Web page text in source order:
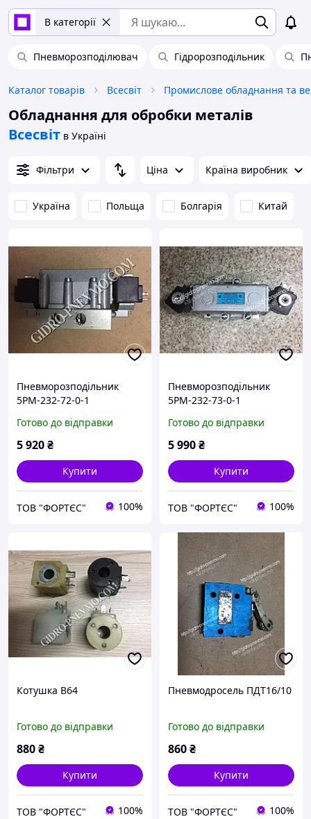
В категорії
Пневморозподілювач Гідророзподільник
Каталог товарів Всесвіт
Обладнання для обробки металів
Всесвіт в Україні
Фільтри Ціна Країна виробник
Україна Польща Болгарія Китай
Пневморозподільник
5РМ-232-72-0-1
Готово до відправки
5 920₴
Купити
ТОВ "ФОРТЄС" 100%
Пневморозподільник
5РМ-232-73-0-1
Готово до відправки
5 990₴
Купити
ТОВ "ФОРТЄС" 100%
Котушка В64
Готово до відправки
880₴
Купити
ТОВ "ФОРТЄС" 100%
Пневмодросель ПДТ16/10
Готово до відправки
860₴
Купити
ТОВ "ФОРТЄС" 100%